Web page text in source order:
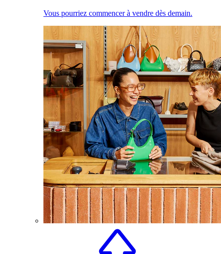
Vous pourriez commencer à vendre dès demain.